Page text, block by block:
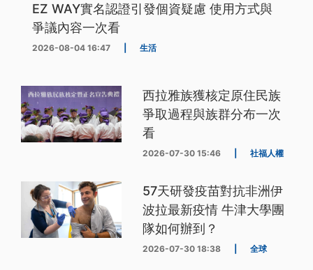
EZ WAY實名認證引發個資疑慮 使用方式與
爭議內容一次看
2026-08-04 16:47 生活
西拉雅族獲核定原住民族
爭取過程與族群分布一次
看
2026-07-30 15:46 社福人權
57天研發疫苗對抗非洲伊
波拉最新疫情 牛津大學團
隊如何辦到？
2026-07-30 18:38 全球